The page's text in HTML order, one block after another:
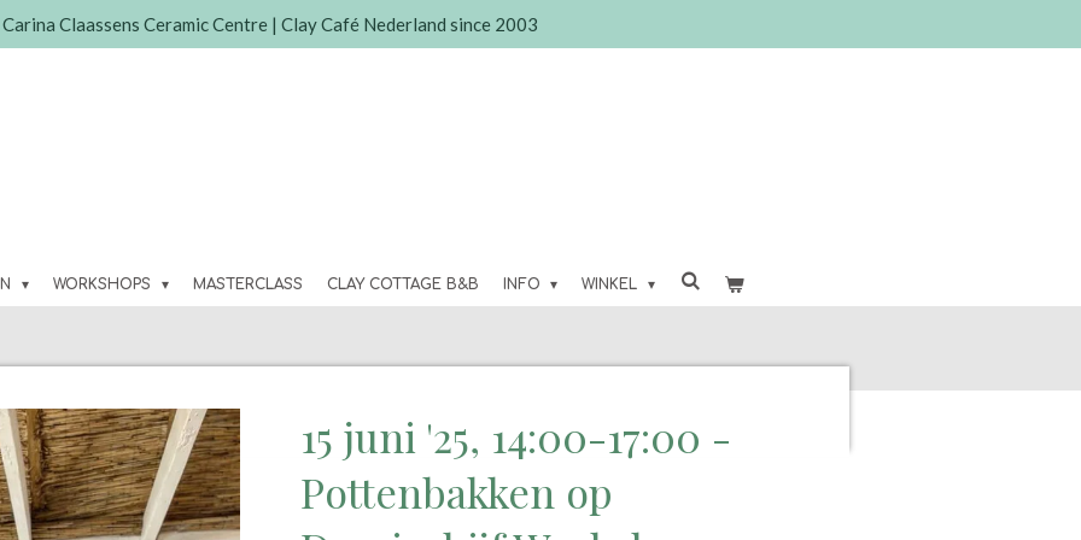
Carina Claassens Ceramic Centre | Clay Café Nederland since 2003
WORKSHOPS MASTERCLASS CLAY COTTAGE B&B INFO WINKEL
15 juni '25, 14:00-17:00 -
Pottenbakken op